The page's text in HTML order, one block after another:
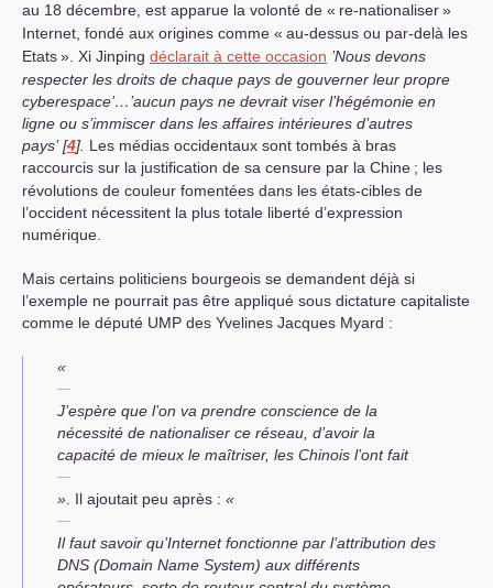
au 18 décembre, est apparue la volonté de « re-nationaliser»
Internet, fondé aux origines comme « au-dessus ou par-delà les
Etats». Xi Jinping déclarait à cette occasion ’Nous devons
respecter les droits de chaque pays de gouverner leur propre
cyberespace’…’aucun pays ne devrait viser l’hégémonie en
ligne ou s’immiscer dans les affaires intérieures d’autres
pays’[4] Les médias occidentaux sont tombés à bras
raccourcis sur la justification de sa censure par la Chine ; les
révolutions de couleur fomentées dans les états-cibles de
l’occident nécessitent la plus totale liberté d’expression
numérique.
Mais certains politiciens bourgeois se demandent déjà si
l’exemple ne pourrait pas être appliqué sous dictature capitaliste
comme le député UMP des Yvelines Jacques Myard :
«
J’espère que l’on va prendre conscience de la
nécessité de nationaliser ce réseau, d’avoir la
capacité de mieux le maîtriser, les Chinois l’ont fait
» . Il ajoutait peu après : «
Il faut savoir qu’Internet fonctionne par l’attribution des
DNS (Domain Name System) aux différents